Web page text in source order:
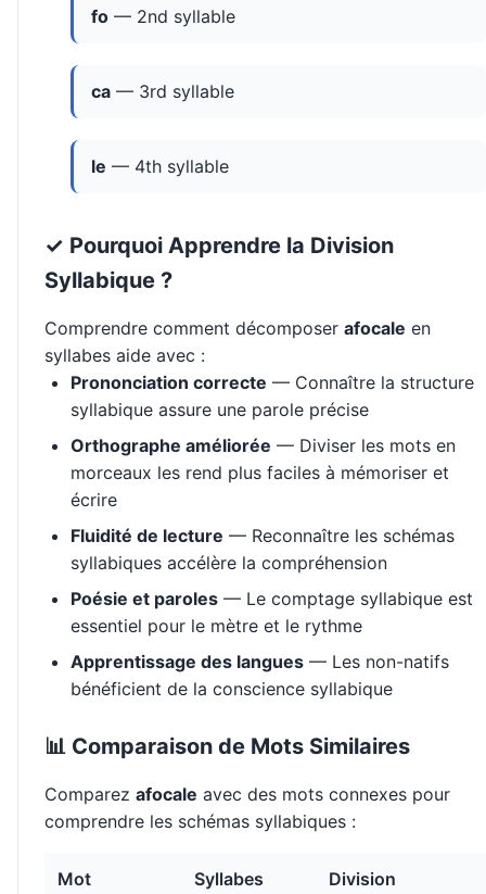
fo — 2nd syllable
ca — 3rd syllable
le — 4th syllable
✓ Pourquoi Apprendre la Division
Syllabique ?
Comprendre comment décomposer afocale en
syllabes aide avec :
Prononciation correcte — Connaître la structure
syllabique assure une parole précise
Orthographe améliorée — Diviser les mots en
morceaux les rend plus faciles à mémoriser et
écrire
Fluidité de lecture — Reconnaître les schémas
syllabiques accélère la compréhension
Poésie et paroles — Le comptage syllabique est
essentiel pour le mètre et le rythme
Apprentissage des langues — Les non-natifs
bénéficient de la conscience syllabique
📊 Comparaison de Mots Similaires
Comparez afocale avec des mots connexes pour
comprendre les schémas syllabiques :
Mot Syllabes Division